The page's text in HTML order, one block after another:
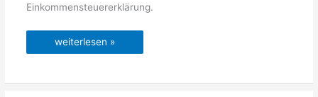
Einkommensteuererklärung.
Betriebskostenpauschale
weiterlesen »